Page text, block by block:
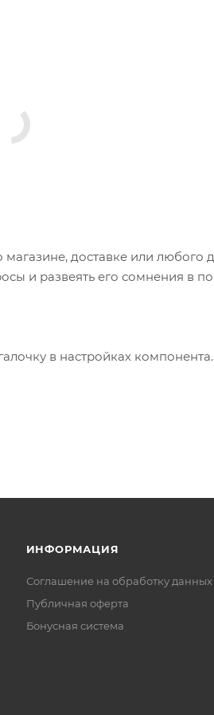
доставке или любого
и развеять его сомнения в
в настройках
ИНФОРМАЦИЯ
Соглашение на обработку данных
Публичная оферта
Бонусная система